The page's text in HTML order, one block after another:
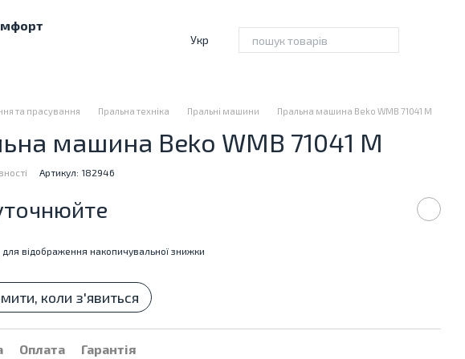
Укр
та прасування Пральна техніка Пральні машини Пральна машина Beko WMB 71041 M
машина Beko WMB 71041 M
Артикул: 182946
для відображення накопичувальної знижки
коли з'явиться
Оплата Гарантія